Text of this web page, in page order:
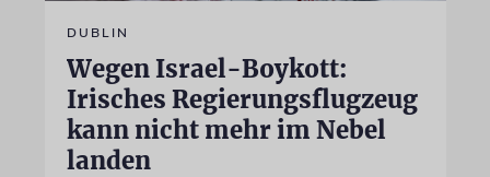
DUBLIN
Wegen Israel-Boykott:
Irisches Regierungsflugzeug
kann nicht mehr im Nebel
landen